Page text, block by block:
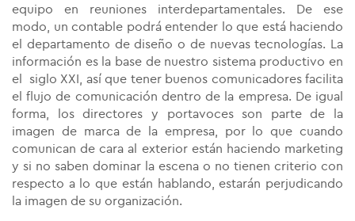
equipo en reuniones interdepartamentales. De ese
modo, un contable podrá entender lo que está haciendo
el departamento de diseño o de nuevas tecnologías. La
información es la base de nuestro sistema productivo en
el siglo XXI, así que tener buenos comunicadores facilita
el flujo de comunicación dentro de la empresa. De igual
forma, los directores y portavoces son parte de la
imagen de marca de la empresa, por lo que cuando
comunican de cara al exterior están haciendo marketing
y si no saben dominar la escena o no tienen criterio con
respecto a lo que están hablando, estarán perjudicando
la imagen de su organización.